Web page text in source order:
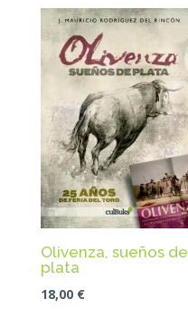
Olivenza, sueños de
plata
18,00 €